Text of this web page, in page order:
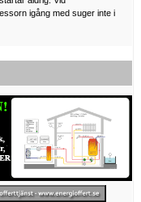
igång med suger inte i